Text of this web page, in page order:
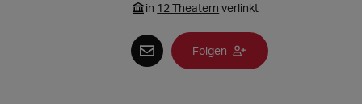
in 12 Theatern verlinkt
Folgen